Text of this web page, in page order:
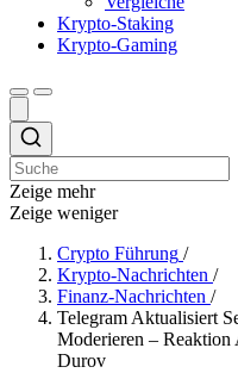
Krypto-Staking
Krypto-Gaming
Zeige mehr
Zeige weniger
Crypto Führung /
Krypto-Nachrichten /
Finanz-Nachrichten /
Telegram Aktualisiert
Moderieren –
Durov